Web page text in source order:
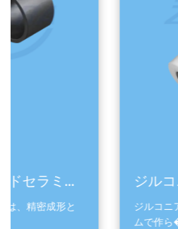
ジルコニアセラミッ
ジルコニアセラミックロッド